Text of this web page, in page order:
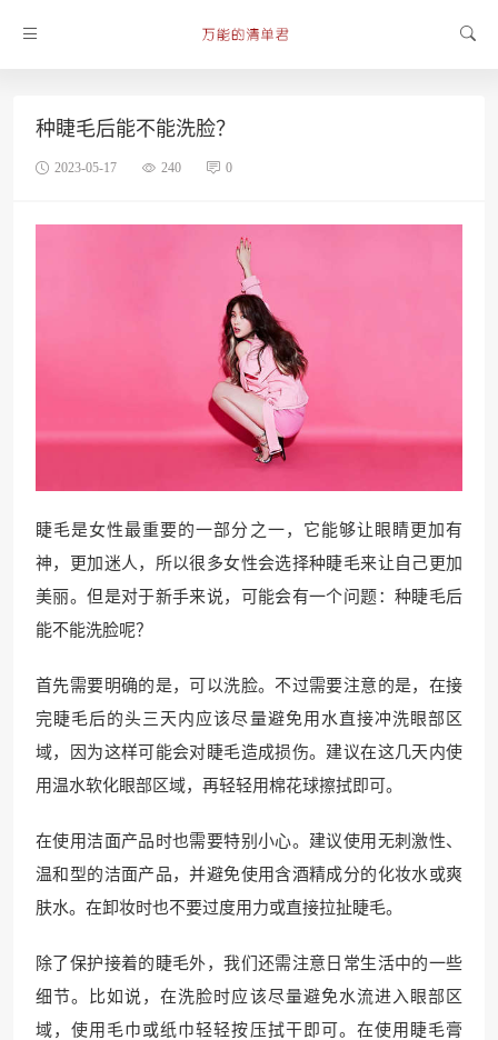
种睫毛后能不能洗脸？
2023-05-17 240 0
睫毛是女性最重要的一部分之一，它能够让眼睛更加有
神，更加迷人，所以很多女性会选择种睫毛来让自己更加
美丽。但是对于新手来说，可能会有一个问题：种睫毛后
能不能洗脸呢？
首先需要明确的是，可以洗脸。不过需要注意的是，在接
完睫毛后的头三天内应该尽量避免用水直接冲洗眼部区
域，因为这样可能会对睫毛造成损伤。建议在这几天内使
用温水软化眼部区域，再轻轻用棉花球擦拭即可。
在使用洁面产品时也需要特别小心。建议使用无刺激性、
温和型的洁面产品，并避免使用含酒精成分的化妆水或爽
肤水。在卸妆时也不要过度用力或直接拉扯睫毛。
除了保护接着的睫毛外，我们还需注意日常生活中的一些
细节。比如说，在洗脸时应该尽量避免水流进入眼部区
域，使用毛巾或纸巾轻轻按压拭干即可。在使用睫毛膏